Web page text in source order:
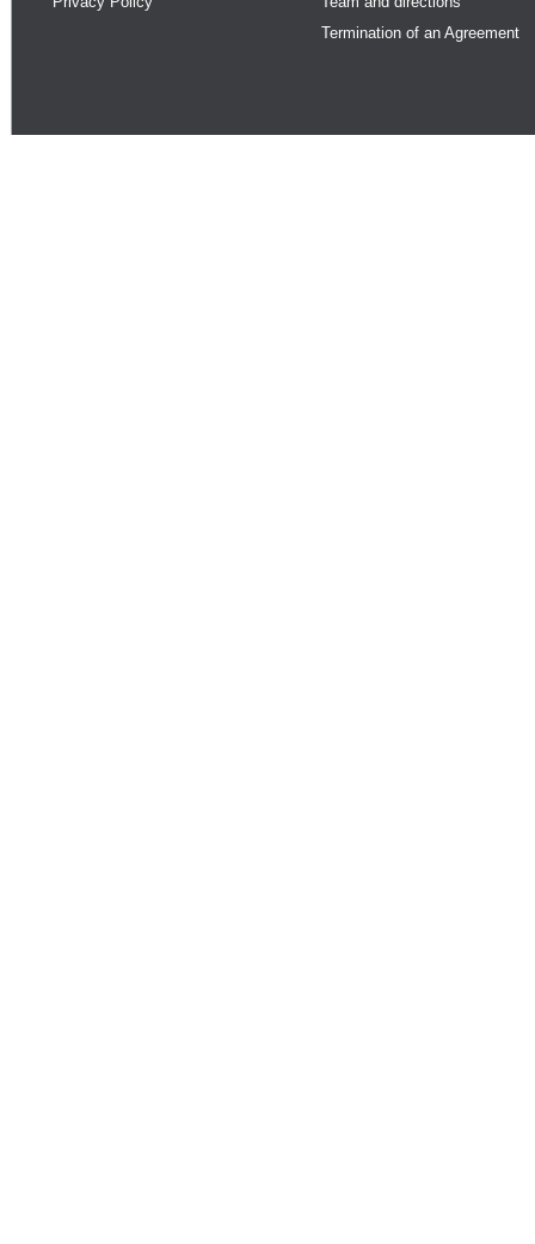
Termination of an Agreement